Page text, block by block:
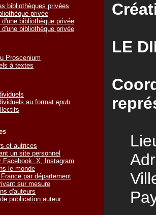
bibliothèques privées
privée
bibliothèque privée
bibliothèque privée
Proscenium
à textes
au format epub
et autrices
un site personnel
Facebook, X, Instagram
le monde
par département
sur mesure
d'auteurs
publication auteur
LE